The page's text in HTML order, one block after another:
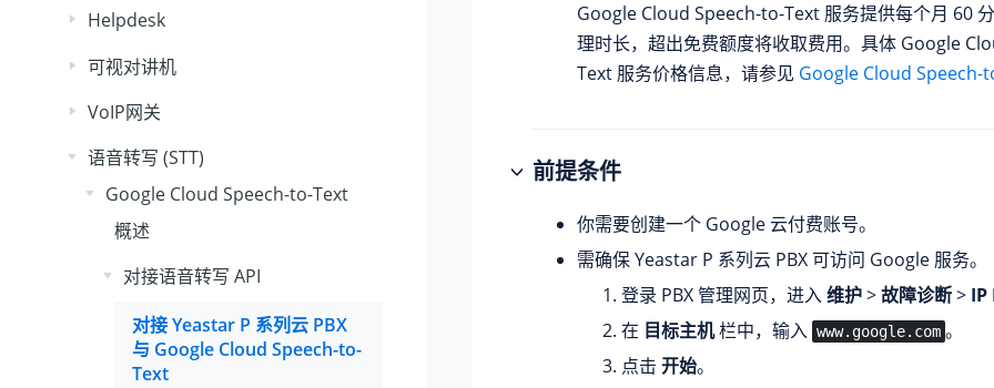
Helpdesk
可视对讲机
VoIP网关
语音转写 (STT)
Google Cloud Speech-to-Text
概述
对接语音转写 API
对接Yeastar P 系列云 PBX
与 Google Cloud Speech-to-
Text
Google Cloud Speech-to-Text 服务提供每个月 60
理时长，超出免费额度将收取费用。具体 Google
Text 服务价格信息，请参见 Google Cloud Speech-
前提条件
你需要创建一个 Google 云付费账号。
需确保Yeastar P 系列云 PBX可访问 Google 服务。
登录 PBX 管理网页，进入维护>故障诊断> IP
在 目标主机栏中，输入 www.google.com 。
点击 开始。